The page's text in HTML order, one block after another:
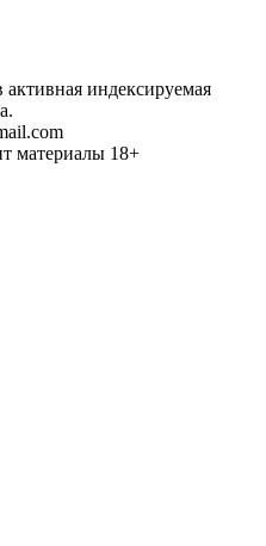
индексируемая
материалы 18+